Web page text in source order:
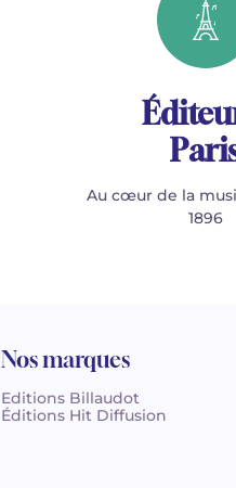
Au cœur de la
1896
Nos marques
Editions Billaudot
Éditions Hit Diffusion